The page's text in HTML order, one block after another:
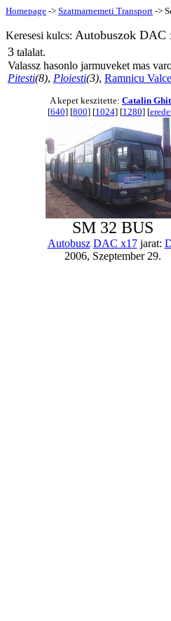
Homepage -> Szatmarnemeti Transport ->
Keresesi kulcs: Autobuszok DAC
3 talalat.
Valassz hasonlo jarmuveket mas
Pitesti(8), Ploiesti(3), Ramnicu
A kepet keszitette: Catalin
[640] [800] [1024] [1280] [
SM 32 BUS
Autobusz DAC x17jarat:
2006, Szeptember 29.